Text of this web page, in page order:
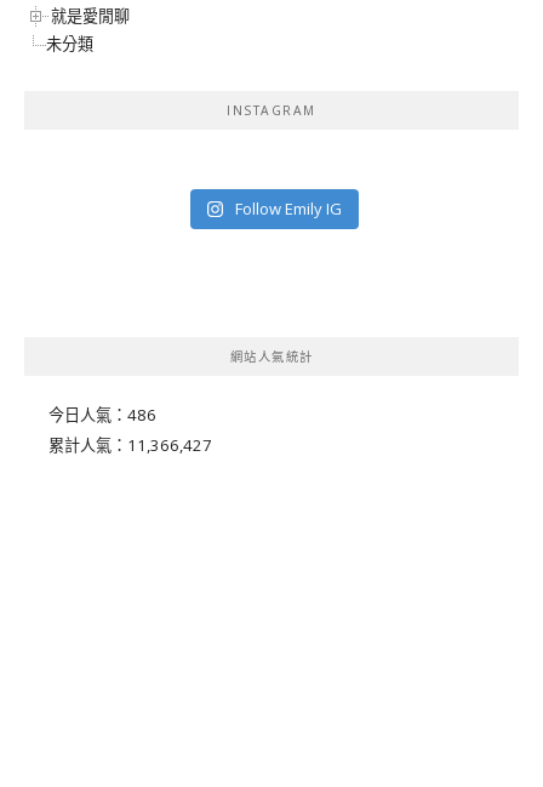
就是愛閒聊
未分類
INSTAGRAM
Follow Emily IG
網站人氣統計
今日人氣： 486
累計人氣： 11,366,427